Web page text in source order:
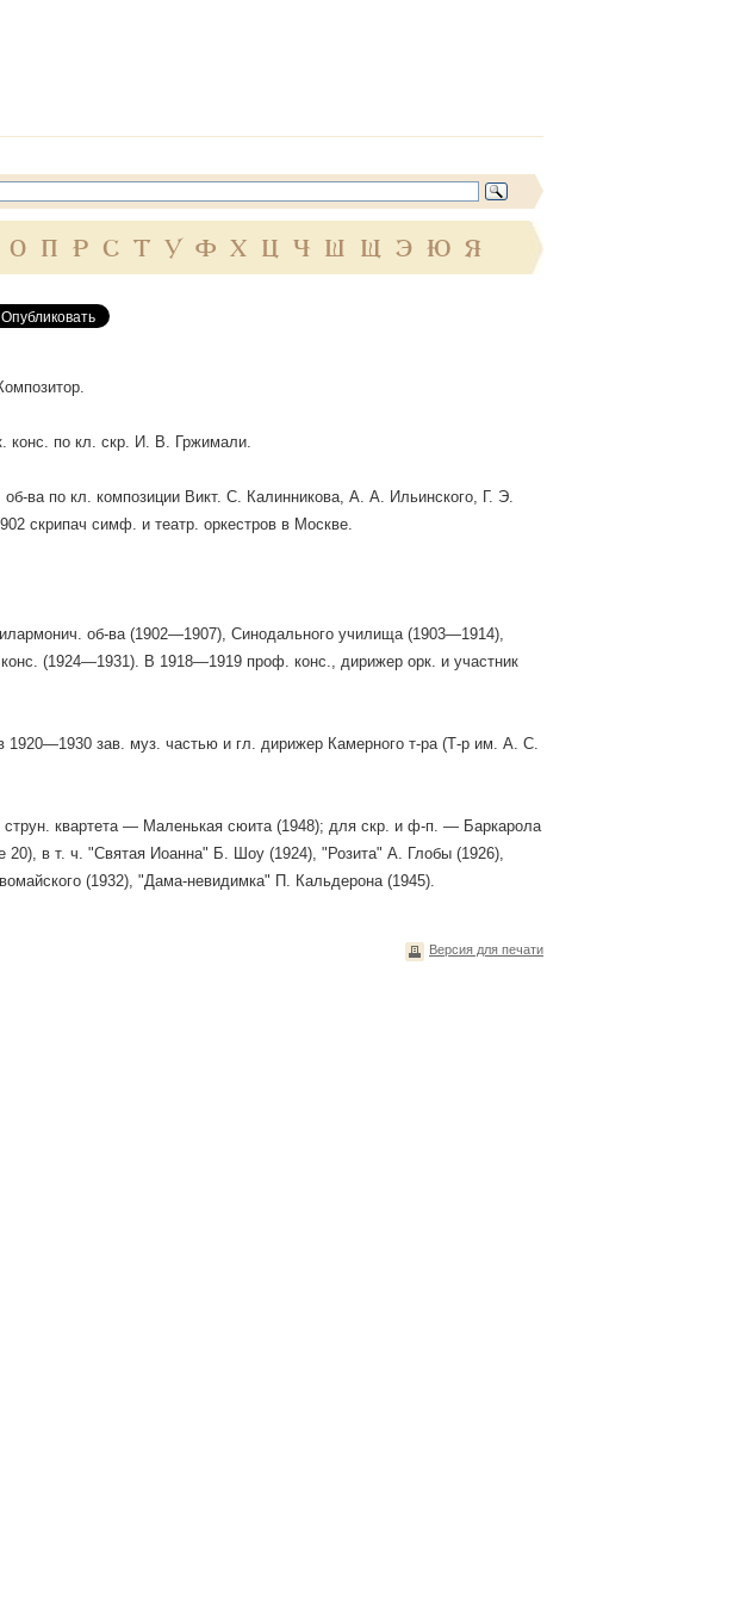
О П Р С Т У Ф Х Ц Ч Ш Щ Э Ю Я
по кл. скр. И. В. Гржимали.
ва по кл. композиции Викт. С. Калинникова, А. А. Ильинского, Г. Э.
скрипач симф. и театр. оркестров в Москве.
об-ва (1902—1907), Синодального училища (1903—1914),
(1924—1931). В 1918—1919 проф. конс., дирижер орк. и участник
зав. муз. частью и гл. дирижер Камерного т-ра (Т-р им. А. С.
квартета — Маленькая сюита (1948); для скр. и ф-п. — Баркарола
20), в т. ч. "Святая Иоанна" Б. Шоу (1924), "Розита" А. Глобы (1926),
(1932), "Дама-невидимка" П. Кальдерона (1945).
Версия для печати